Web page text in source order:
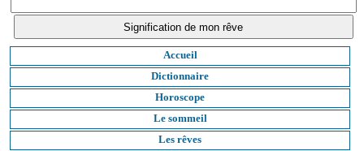
Accueil
Dictionnaire
Horoscope
Le sommeil
Les rêves